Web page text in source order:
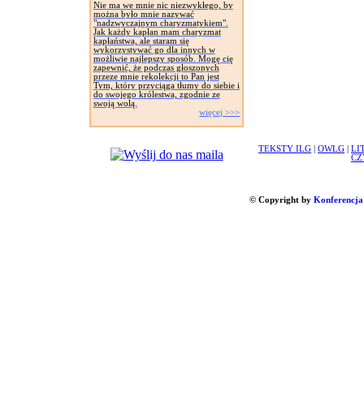
Nie ma we mnie nic niezwykłego, by
można było mnie nazywać
"nadzwyczajnym charyzmatykiem".
Jak każdy kapłan mam charyzmat
kapłaństwa, ale staram się
wykorzystywać go dla innych w
możliwie najlepszy sposób. Mogę cię
zapewnić, że podczas głoszonych
przeze mnie rekolekcji to Pan jest
Tym, który przyciąga tłumy do siebie i
do swojego królestwa, zgodnie ze
swoją wolą.
więcej >>>
TEKSTY ILG OWLG
© Copyright by Konferencja